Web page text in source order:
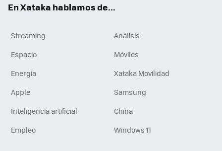
En Xataka hablamos de...
Streaming
Análisis
Espacio
Móviles
Energía
Xataka Movilidad
Apple
Samsung
Inteligencia artificial
China
Empleo
Windows 11